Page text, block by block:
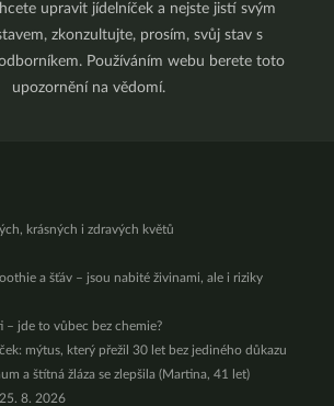
upravit jídelníček a nejste jistí svým
zkonzultujte, prosím, svůj stav s
Používáním webu berete toto
upozornění na vědomí.
krásných i zdravých květů
a šťáv – jsou nabité živinami, ale i riziky
– jde to vůbec bez chemie?
mýtus, který přežil 30 let bez jediného důkazu
a štítná žláza se zlepšila (Martina, 41 let)
8. 2026